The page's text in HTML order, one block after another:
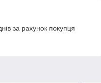
за рахунок покупця